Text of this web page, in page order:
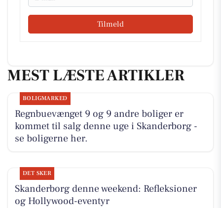
Tilmeld
MEST LÆSTE ARTIKLER
BOLIGMARKED
Regnbuevænget 9 og 9 andre boliger er
kommet til salg denne uge i Skanderborg -
se boligerne her.
DET SKER
Skanderborg denne weekend: Refleksioner
og Hollywood-eventyr